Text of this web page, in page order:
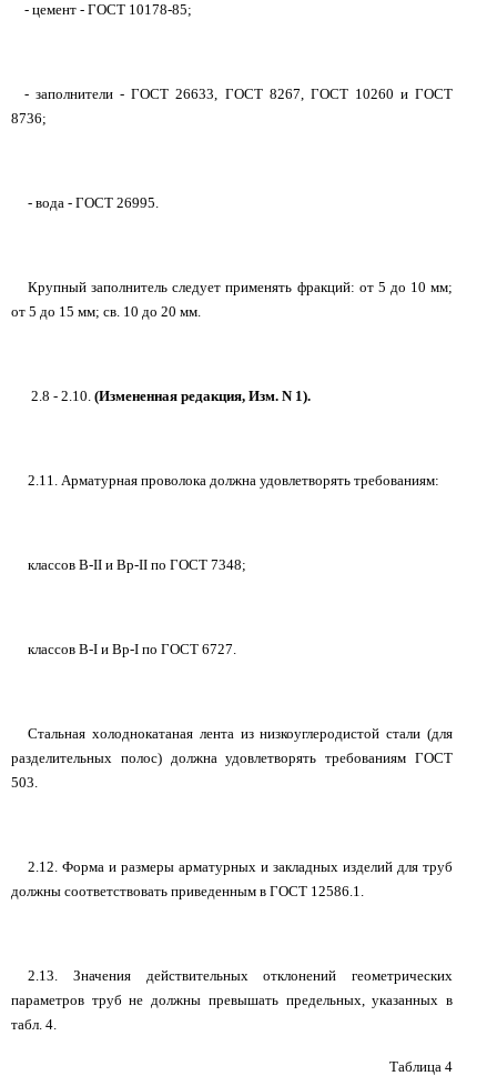
- цемент - ГОСТ 10178-85;
- заполнители - ГОСТ 26633, ГОСТ 8267, ГОСТ 10260 и ГОСТ
8736;
- вода - ГОСТ 26995.
Крупный заполнитель следует применять фракций: от 5 до 10 мм;
от 5 до 15 мм; св. 10 до 20 мм.
2.8 - 2.10. (Измененная редакция, Изм. N 1).
2.11. Арматурная проволока должна удовлетворять требованиям:
классов В-II и Вр-II по ГОСТ 7348;
классов В-I и Вр-I по ГОСТ 6727.
Стальная холоднокатаная лента из низкоуглеродистой стали (для
разделительных полос) должна удовлетворять требованиям ГОСТ
503.
2.12. Форма и размеры арматурных и закладных изделий для труб
должны соответствовать приведенным в ГОСТ 12586.1.
2.13. Значения действительных отклонений геометрических
параметров труб не должны превышать предельных, указанных в
табл. 4.
Таблица 4